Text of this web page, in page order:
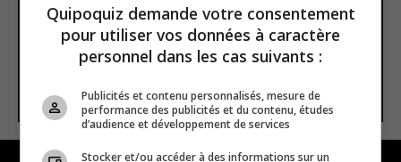
Email address
Quipoquiz demande votre consentement
pour utiliser vos données à caractère
personnel dans les cas suivants :
Publicités et contenu personnalisés, mesure de
performance des publicités et du contenu, études
d’audience et développement de services
Stocker et/ou accéder à des informations sur un